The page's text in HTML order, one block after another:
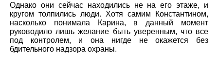
Однако они сейчас находились не на его этаже, и
кругом толпились люди. Хотя самим Константином,
насколько понимала Карина, в данный момент
руководило лишь желание быть уверенным, что все
под контролем, и она нигде не окажется без
бдительного надзора охраны.